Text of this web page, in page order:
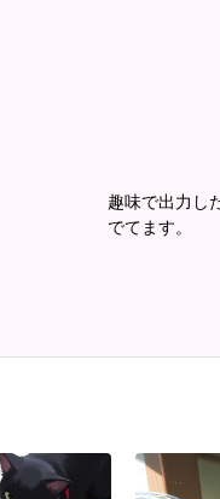
趣味で出力し
でてます。